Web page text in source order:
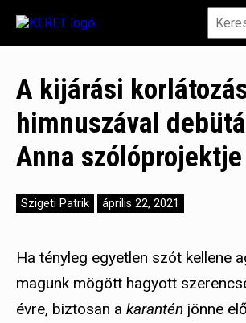
A kijárási
himnuszával
Anna szólóprojektje
Szigeti Patrik április 22, 2021
Ha tényleg egyetlen szót kellene
magunk mögött hagyott
évre, biztosan a karantén jönne